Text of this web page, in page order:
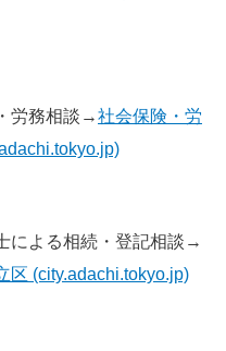
労務相談→社会保険・労
による相続・登記相談→
区 (city.adachi.tokyo.jp)